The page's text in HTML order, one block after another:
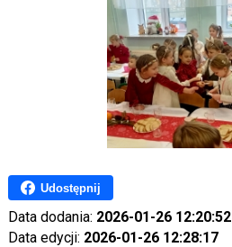
Udostępnij
Data dodania: 2026-01-26 12:20:52
Data edycji: 2026-01-26 12:28:17